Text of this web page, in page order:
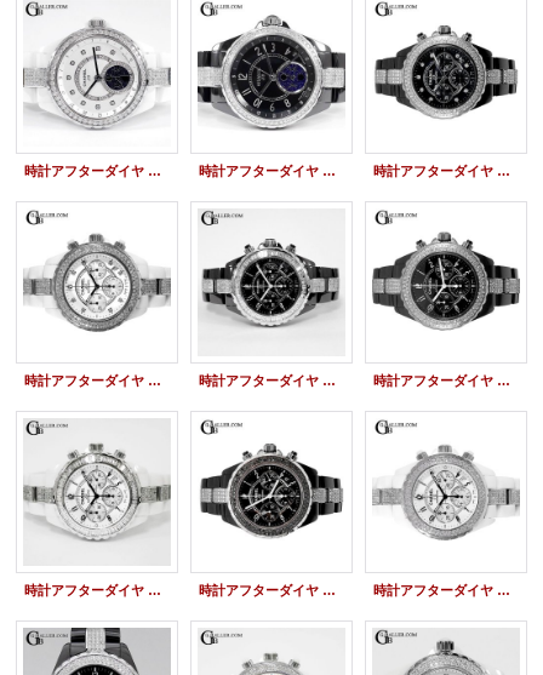
時計アフターダイヤ シャネルJ12 ファーズドゥリュヌ 白 ダイヤベゼル/ブレスダイヤ 時計アフターダイヤ シャネルJ12 ファーズドゥリュヌ 黒 ダイヤベゼル/ブレスダイヤ 時計アフターダイヤ シャネルJ12 9Pクロノ ベゼルダイヤ/ブレスダイヤ
時計アフターダイヤ シャネルJ12 9Pクロノ ベゼルダイヤ/ブレスダイヤ 時計アフターダイヤ シャネル J12アフターダイヤ クロノ バゲットダイヤベゼル/ブレスダイヤ 時計アフターダイヤ シャネル J12アフターダイヤ クロノ ベゼルダイヤ/ブレスダイヤ
時計アフターダイヤ シャネル J12アフターダイヤ クロノ バゲットダイヤベゼル/ブレスダイヤ 時計アフターダイヤ シャネル J12アフターダイヤ クロノ ブラックダイヤベゼル/ブレスダイヤ 時計アフターダイヤ シャネル J12アフターダイヤ クロノ ベゼルダイヤ/ブレスダイヤ